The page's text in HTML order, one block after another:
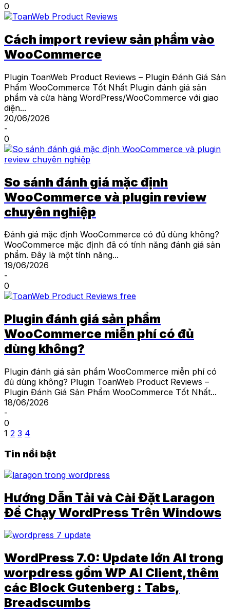
0
Cách import review sản phẩm vào
WooCommerce
Plugin ToanWeb Product Reviews – Plugin Đánh Giá Sản
Phẩm WooCommerce Tốt Nhất Plugin đánh giá sản
phẩm và cửa hàng WordPress/WooCommerce với giao
diện...
20/06/2026
-
0
So sánh đánh giá mặc định
WooCommerce và plugin review
chuyên nghiệp
Đánh giá mặc định WooCommerce có đủ dùng không?
WooCommerce mặc định đã có tính năng đánh giá sản
phẩm. Đây là một tính năng...
19/06/2026
-
0
Plugin đánh giá sản phẩm
WooCommerce miễn phí có đủ
dùng không?
Plugin đánh giá sản phẩm WooCommerce miễn phí có
đủ dùng không? Plugin ToanWeb Product Reviews –
Plugin Đánh Giá Sản Phẩm WooCommerce Tốt Nhất...
18/06/2026
-
0
1 2 3 4
Tin nổi bật
Hướng Dẫn Tải và Cài Đặt Laragon
Để Chạy WordPress Trên Windows
WordPress 7.0: Update lớn AI trong
worpdress gồm WP AI Client,thêm
các Block Gutenberg : Tabs,
Breadscumbs